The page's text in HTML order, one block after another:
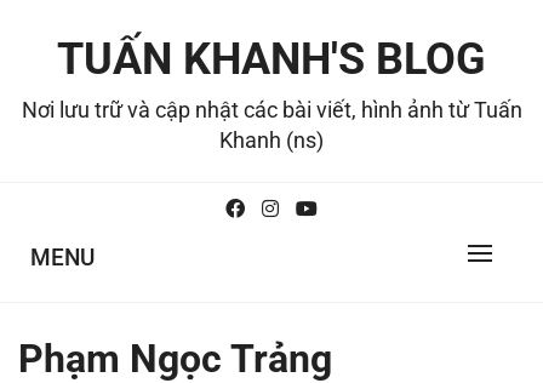
TUẤN KHANH'S BLOG
Nơi lưu trữ và cập nhật các bài viết, hình ảnh từ Tuấn
Khanh (ns)
MENU
Phạm Ngọc Trảng